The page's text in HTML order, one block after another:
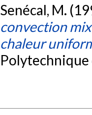
Senécal, M.
convection
chaleur